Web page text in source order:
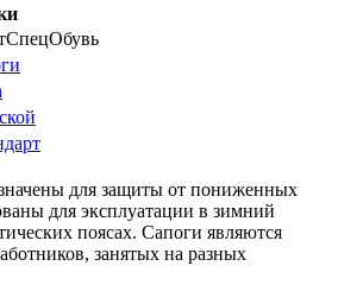
для защиты от пониженных
для эксплуатации в зимний
поясах. Сапоги являются
занятых на разных